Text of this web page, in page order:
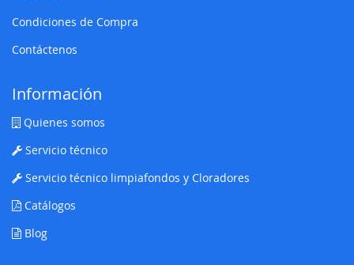
Condiciones de Compra
Contáctenos
Información
Quienes somos
Servicio técnico
Servicio técnico limpiafondos y Cloradores
Catálogos
Blog